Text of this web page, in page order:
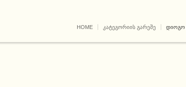
HOME ᲙᲐᲢᲔᲒᲝᲠᲘᲘᲡ ᲒᲐᲠᲔᲨᲔ ᲓᲘᲝᲒᲝ